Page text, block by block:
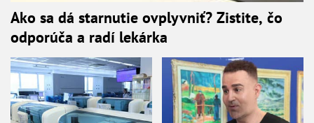
Ako sa dá starnutie ovplyvniť? Zistite, čo
odporúča a radí lekárka